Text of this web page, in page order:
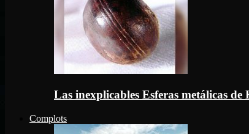
Las inexplicables Esferas metálicas
Complots